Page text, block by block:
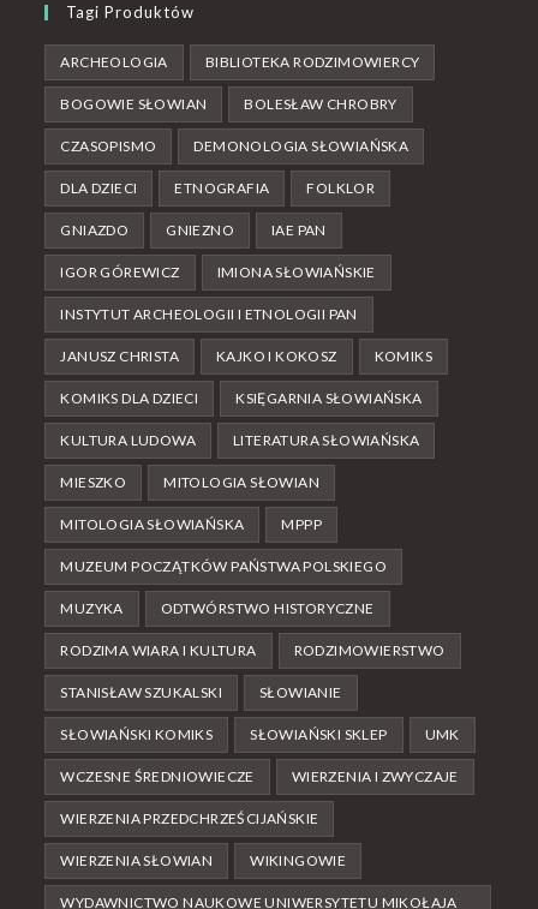
Tagi Produktów
ARCHEOLOGIA BIBLIOTEKA RODZIMOWIERCY
BOGOWIE SŁOWIAN BOLESŁAW CHROBRY
CZASOPISMO DEMONOLOGIA SŁOWIAŃSKA
DLA DZIECI ETNOGRAFIA FOLKLOR
GNIAZDO GNIEZNO IAE PAN
IGOR GÓREWICZ IMIONA SŁOWIAŃSKIE
INSTYTUT ARCHEOLOGII I ETNOLOGII PAN
JANUSZ CHRISTA KAJKO I KOKOSZ KOMIKS
KOMIKS DLA DZIECI KSIĘGARNIA SŁOWIAŃSKA
KULTURA LUDOWA LITERATURA SŁOWIAŃSKA
MIESZKO MITOLOGIA SŁOWIAN
MITOLOGIA SŁOWIAŃSKA MPPP
MUZEUM POCZĄTKÓW PAŃSTWA POLSKIEGO
MUZYKA ODTWÓRSTWO HISTORYCZNE
RODZIMA WIARA I KULTURA RODZIMOWIERSTWO
STANISŁAW SZUKALSKI SŁOWIANIE
SŁOWIAŃSKI KOMIKS SŁOWIAŃSKI SKLEP UMK
WCZESNE ŚREDNIOWIECZE WIERZENIA I ZWYCZAJE
WIERZENIA PRZEDCHRZEŚCIJAŃSKIE
WIERZENIA SŁOWIAN WIKINGOWIE
WYDAWNICTWO NAUKOWE UNIWERSYTETU MIKOŁAJA